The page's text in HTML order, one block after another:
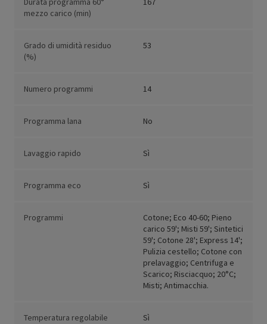
mezzo carico (min)
Grado di umidità residuo
(%)
53
Numero programmi 14
Programma lana No
Lavaggio rapido Sì
Programma eco Sì
Programmi
Cotone; Eco 40-60; Pieno
carico 59'; Misti 59'; Sintetici
59'; Cotone 28'; Express 14';
Pulizia cestello; Cotone con
prelavaggio; Centrifuga e
Scarico; Risciacquo; 20°C;
Misti; Antimacchia.
Temperatura regolabile Sì